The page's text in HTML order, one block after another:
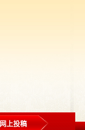
网上投稿